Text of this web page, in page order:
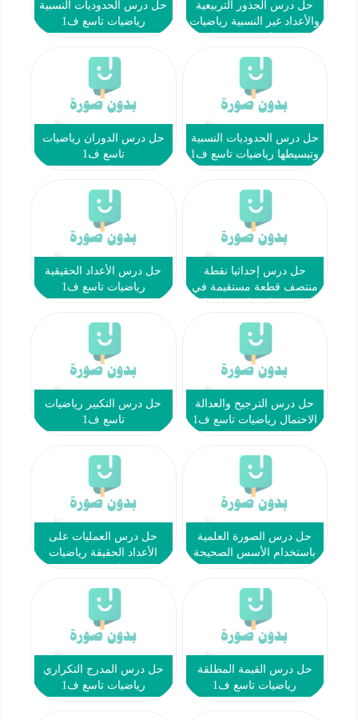
حل درس الجذور التربيعية
والأعداد غير النسبية رياضيات
حل درس الحدوديات النسبية
رياضيات تاسع ف1
حل درس الحدوديات النسبية
وتبسيطها رياضيات تاسع ف1
حل درس الدوران رياضيات
تاسع ف1
حل درس إحداثيا نقطة
منتصف قطعة مستقيمة في
حل درس الأعداد الحقيقية
رياضيات تاسع ف1
حل درس الترجيح والعدالة
الاحتمال رياضيات تاسع ف1
حل درس التكبير رياضيات
تاسع ف1
حل درس الصورة العلمية
باستخدام الأسس الصحيحة
حل درس العمليات على
الأعداد الحقيقة رياضيات
حل درس القيمة المطلقة
رياضيات تاسع ف1
حل درس المدرج التكراري
رياضيات تاسع ف1